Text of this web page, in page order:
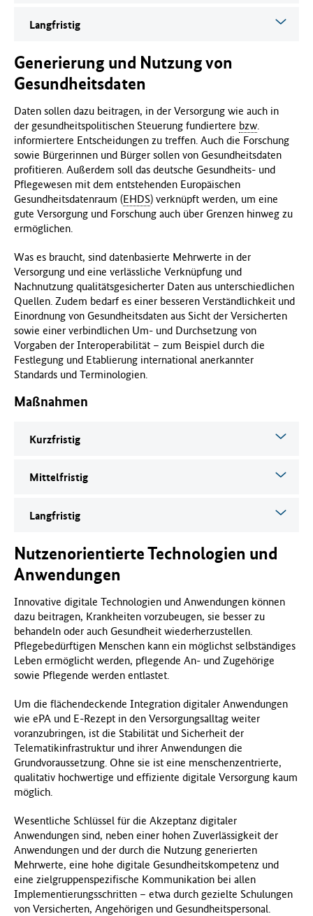
Langfristig
Generierung und Nutzung von
Gesundheitsdaten
Daten sollen dazu beitragen, in der Versorgung wie auch in
der gesundheitspolitischen Steuerung fundiertere bzw.
informiertere Entscheidungen zu treffen. Auch die Forschung
sowie Bürgerinnen und Bürger sollen von Gesundheitsdaten
profitieren. Außerdem soll das deutsche Gesundheits- und
Pflegewesen mit dem entstehenden Europäischen
Gesundheitsdatenraum (EHDS) verknüpft werden, um eine
gute Versorgung und Forschung auch über Grenzen hinweg zu
ermöglichen.
Was es braucht, sind datenbasierte Mehrwerte in der
Versorgung und eine verlässliche Verknüpfung und
Nachnutzung qualitätsgesicherter Daten aus unterschiedlichen
Quellen. Zudem bedarf es einer besseren Verständlichkeit und
Einordnung von Gesundheitsdaten aus Sicht der Versicherten
sowie einer verbindlichen Um- und Durchsetzung von
Vorgaben der Interoperabilität – zum Beispiel durch die
Festlegung und Etablierung international anerkannter
Standards und Terminologien.
Maßnahmen
Kurzfristig
Mittelfristig
Langfristig
Nutzenorientierte Technologien und
Anwendungen
Innovative digitale Technologien und Anwendungen können
dazu beitragen, Krankheiten vorzubeugen, sie besser zu
behandeln oder auch Gesundheit wiederherzustellen.
Pflegebedürftigen Menschen kann ein möglichst selbständiges
Leben ermöglicht werden, pflegende An- und Zugehörige
sowie Pflegende werden entlastet.
Um die flächendeckende Integration digitaler Anwendungen
wie ePA und E-Rezept in den Versorgungsalltag weiter
voranzubringen, ist die Stabilität und Sicherheit der
Telematikinfrastruktur und ihrer Anwendungen die
Grundvoraussetzung. Ohne sie ist eine menschenzentrierte,
qualitativ hochwertige und effiziente digitale Versorgung kaum
möglich.
Wesentliche Schlüssel für die Akzeptanz digitaler
Anwendungen sind, neben einer hohen Zuverlässigkeit der
Anwendungen und der durch die Nutzung generierten
Mehrwerte, eine hohe digitale Gesundheitskompetenz und
eine zielgruppenspezifische Kommunikation bei allen
Implementierungsschritten – etwa durch gezielte Schulungen
von Versicherten, Angehörigen und Gesundheitspersonal.